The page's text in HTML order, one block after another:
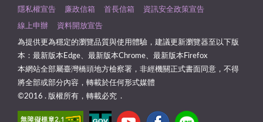
隱私權宣告 廉政信箱 首長信箱 資訊安全政策宣告
線上申辦 資料開放宣告
為提供更為穩定的瀏覽品質與使用體驗，建議更新瀏覽器至以下版
本：最新版本Edge、最新版本Chrome、最新版本Firefox
本網站全部屬臺灣橋頭地方檢察署，非經機關正式書面同意，不得
將全部或部分內容，轉載於任何形式媒體
©2016 . 版權所有，轉載必究 .